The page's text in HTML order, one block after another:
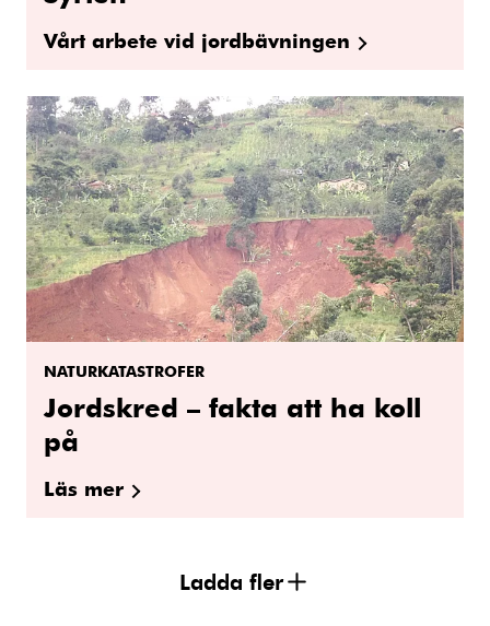
Vårt arbete vid jordbävningen
NATURKATASTROFER
Jordskred – fakta att ha koll
på
Läs mer
Ladda fler